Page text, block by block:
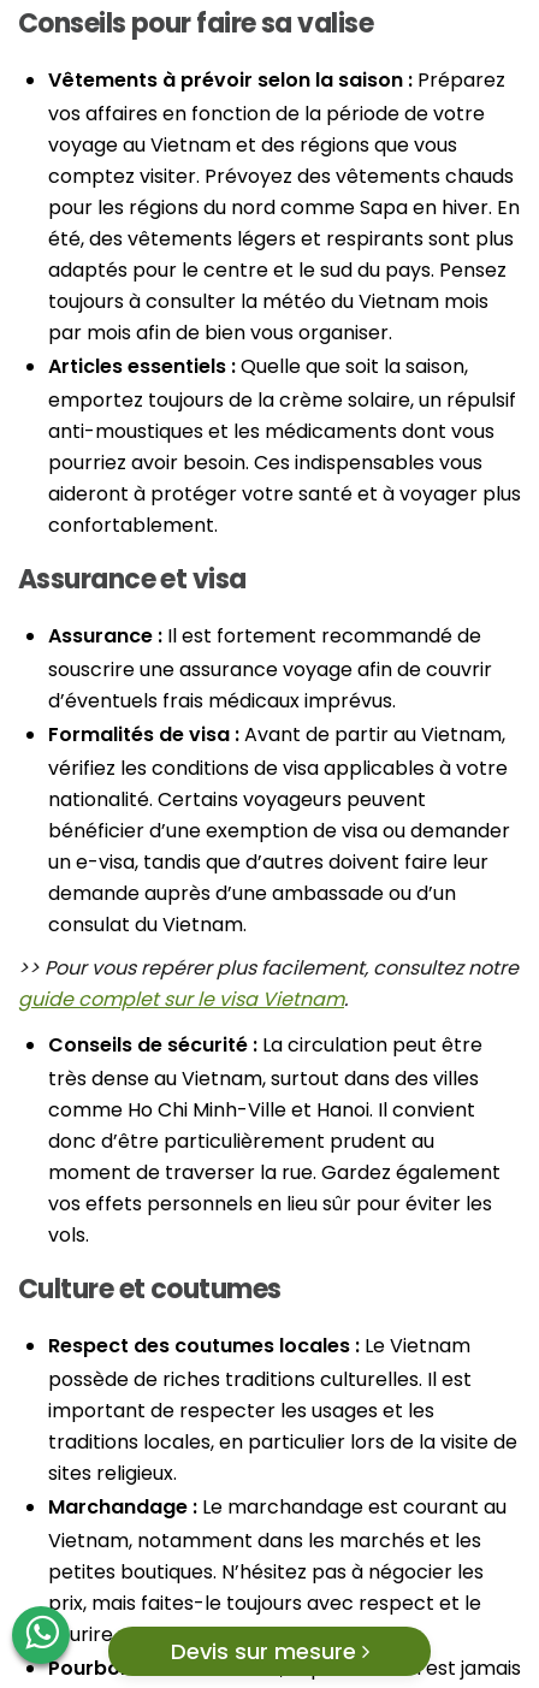
Conseils pour faire sa valise
Vêtements à prévoir selon la saison : Préparez
vos affaires en fonction de la période de votre
voyage au Vietnam et des régions que vous
comptez visiter. Prévoyez des vêtements chauds
pour les régions du nord comme Sapa en hiver. En
été, des vêtements légers et respirants sont plus
adaptés pour le centre et le sud du pays. Pensez
toujours à consulter la météo du Vietnam mois
par mois afin de bien vous organiser.
Articles essentiels :Quelle que soit la saison,
emportez toujours de la crème solaire, un répulsif
anti-moustiques et les médicaments dont vous
pourriez avoir besoin. Ces indispensables vous
aideront à protéger votre santé et à voyager plus
confortablement.
Assurance et visa
Assurance : Il est fortement recommandé de
souscrire une assurance voyage afin de couvrir
d’éventuels frais médicaux imprévus.
Formalités de visa :Avant de partir au Vietnam,
vérifiez les conditions de visa applicables à votre
nationalité. Certains voyageurs peuvent
bénéficier d’une exemption de visa ou demander
un e-visa, tandis que d’autres doivent faire leur
demande auprès d’une ambassade ou d’un
consulat du Vietnam.
>> Pour vous repérer plus facilement, consultez notre
guide complet sur le visa Vietnam.
Conseils de sécurité : La circulation peut être
très dense au Vietnam, surtout dans des villes
comme Ho Chi Minh-Ville et Hanoi. Il convient
donc d’être particulièrement prudent au
moment de traverser la rue. Gardez également
vos effets personnels en lieu sûr pour éviter les
vols.
Culture et coutumes
Respect des coutumes locales : Le Vietnam
possède de riches traditions culturelles. Il est
important de respecter les usages et les
traditions locales, en particulier lors de la visite de
sites religieux.
Marchandage : Le marchandage est courant au
Vietnam, notamment dans les marchés et les
petites boutiques. N’hésitez pas à négocier les
prix, mais faites-le toujours avec respect et le
sourire.
Pourboires :
Au Vietnam, le pourboire n’est jamais
Devis sur mesure